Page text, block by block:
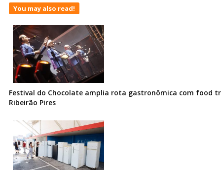
You may also read!
Festival do Chocolate amplia rota gastronômica com food
Ribeirão Pires